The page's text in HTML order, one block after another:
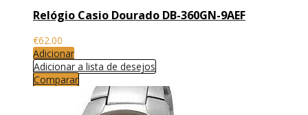
Relógio Casio Dourado DB-360GN-9AEF
€62.00
Adicionar
Adicionar a lista de desejos
Comparar